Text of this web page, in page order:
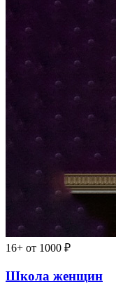
16+ от 1000 ₽
Школа женщин